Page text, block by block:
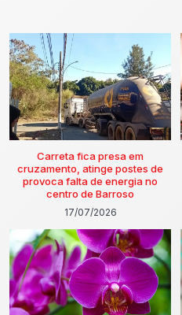
Carreta fica presa em
cruzamento, atinge postes de
provoca falta de energia no
centro de Barroso
17/07/2026